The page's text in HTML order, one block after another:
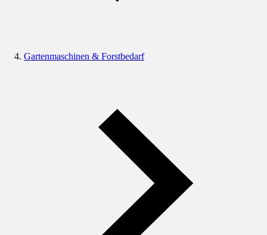
Gartenmaschinen & Forstbedarf